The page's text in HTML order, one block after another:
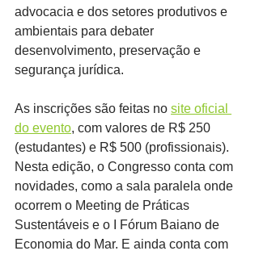
advocacia e dos setores produtivos e
ambientais para debater
desenvolvimento, preservação e
segurança jurídica.
As inscrições são feitas no site oficial
do evento, com valores de R$ 250
(estudantes) e R$ 500 (profissionais).
Nesta edição, o Congresso conta com
novidades, como a sala paralela onde
ocorrem o Meeting de Práticas
Sustentáveis e o I Fórum Baiano de
Economia do Mar. E ainda conta com